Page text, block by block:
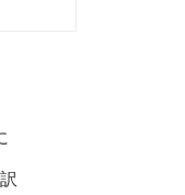
訳